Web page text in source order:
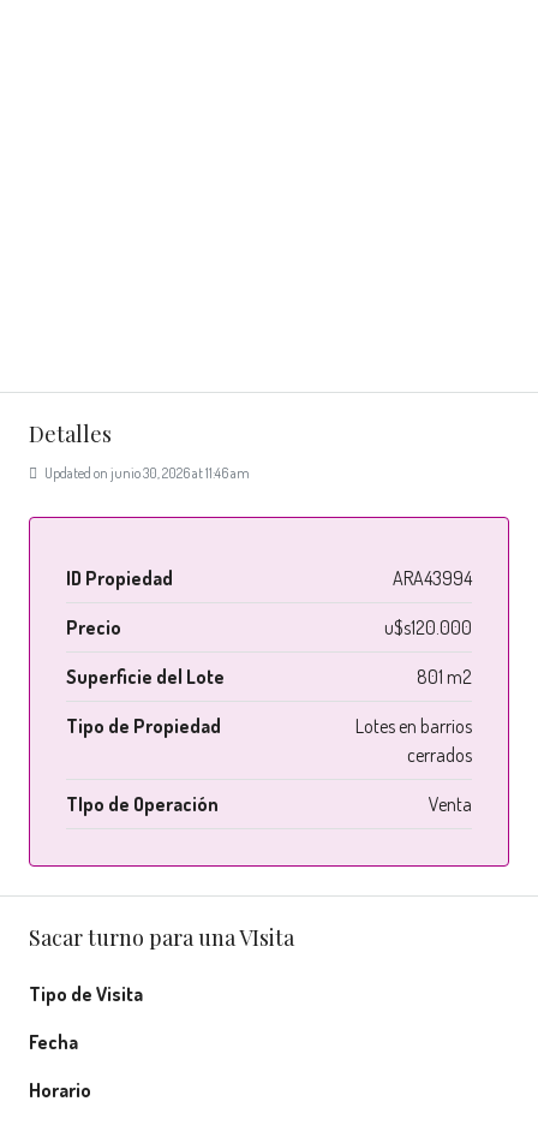
Detalles
Updated on junio 30, 2026 at 11:46 am
ID Propiedad ARA43994
Precio u$s120.000
Superficie del Lote 801 m2
Tipo de Propiedad
Lotes en barrios
cerrados
TIpo de Operación Venta
Sacar turno para una VIsita
Tipo de Visita
Fecha
Horario